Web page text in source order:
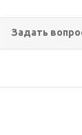
Задать